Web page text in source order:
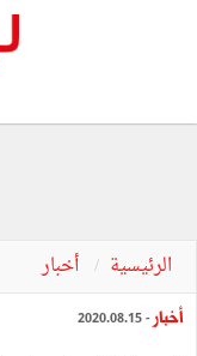
الرئيسية أخبار
أخبار - 2020.08.15